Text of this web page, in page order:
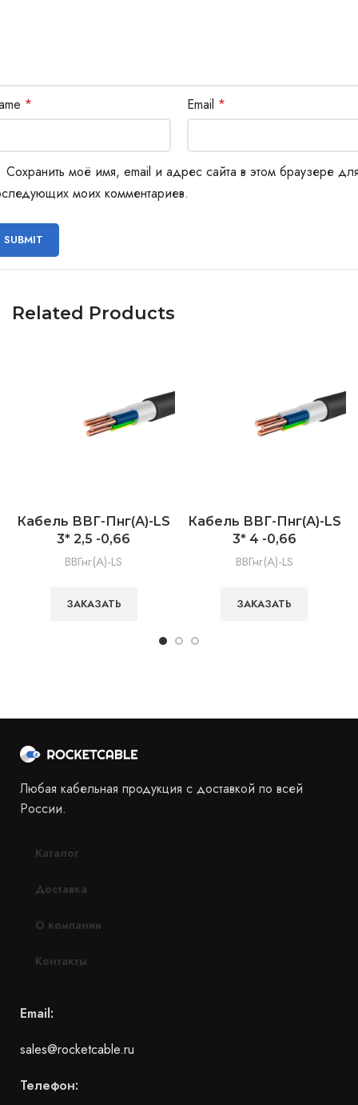
* Email *
Сохранить моё имя, email и адрес сайта в этом браузере
моих комментариев.
Related Products
Кабель ВВГ-Пнг(А)-LS
3* 2,5 -0,66
ВВГнг(А)-LS
ЗАКАЗАТЬ
Кабель ВВГ-Пнг(А)-LS
3* 4 -0,66
ВВГнг(А)-LS
ЗАКАЗАТЬ
Любая кабельная продукция с доставкой по всей
России.
Каталог
Доставка
О компании
Контакты
Email:
sales@rocketcable.ru
Телефон: